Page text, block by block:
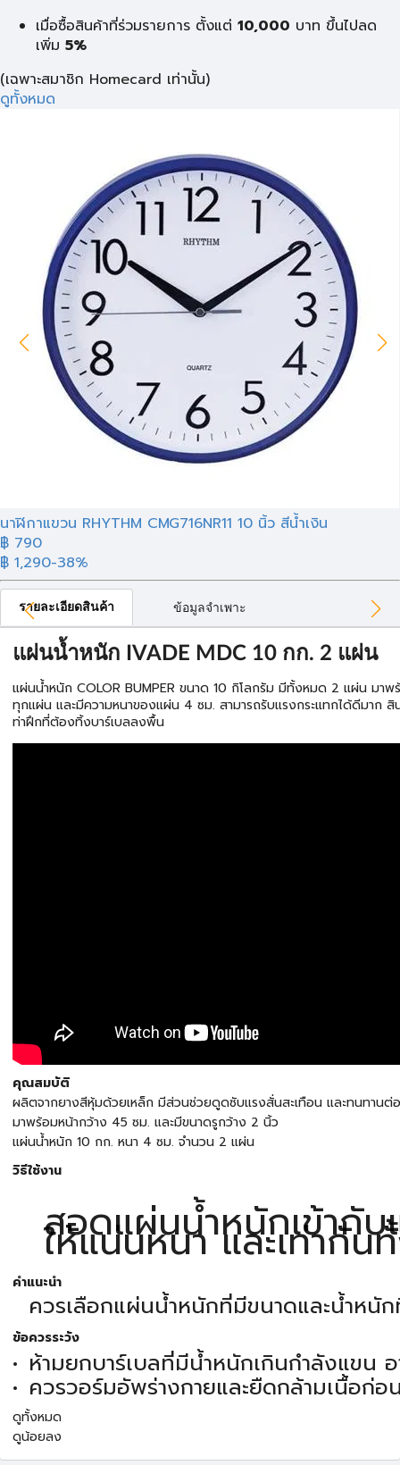
เมื่อซื้อสินค้าที่ร่วมรายการ ตั้งแต่ 10,000 บาท ขึ้นไปลด
เพิ่ม 5%
(เฉพาะสมาชิก Homecard เท่านั้น)
ดูทั้งหมด
นาฬิกาแขวน RHYTHM CMG716NR11 10 นิ้ว สีน้ำเงิน
฿ 790
฿ 1,290-38%
รายละเอียดสินค้า ข้อมูลจำเพาะ
แผ่นน้ำหนัก IVADE MDC 10 กก. 2 แผ่น
แผ่นน้ำหนัก COLOR BUMPER ขนาด 10 กิโลกรัม มีทั้งหมด 2 แผ่น มาพ
ทุกแผ่น และมีความหนาของแผ่น 4 ซม. สามารถรับแรงกระแทกได้ดีมาก สิ
ท่าฝึกที่ต้องทิ้งบาร์เบลลงพื้น
คุณสมบัติ
ผลิตจากยางสีหุ้มด้วยเหล็ก มีส่วนช่วยดูดซับแรงสั่นสะเทือน และทนทานต่
มาพร้อมหน้ากว้าง 45 ซม. และมีขนาดรูกว้าง 2 นิ้ว
แผ่นน้ำหนัก 10 กก. หนา 4 ซม. จำนวน 2 แผ่น
วิธีใช้งาน
สอดแผ่นน้ำหนักเข้ากับ
ให้แน่นหนา และเท่ากัน
คำแนะนำ
ควรเลือกแผ่นน้ำหนักที่มีขนาดและน้ำหนัก
ข้อควรระวัง
ห้ามยกบาร์เบลที่มีน้ำหนักเกินกำลังแขน
ควรวอร์มอัพร่างกายและยืดกล้ามเนื้อก่
ดูทั้งหมด
ดูน้อยลง